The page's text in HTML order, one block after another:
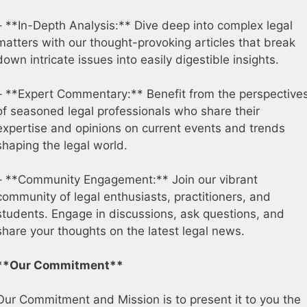
**In-Depth Analysis:** Dive deep into complex legal
with our thought-provoking articles that break
intricate issues into easily digestible insights.
**Expert Commentary:** Benefit from the
seasoned legal professionals who share their
and opinions on current events and trends
the legal world.
**Community Engagement:** Join our vibrant
of legal enthusiasts, practitioners, and
Engage in discussions, ask questions, and
your thoughts on the latest legal news.
Commitment**
Commitment and Mission is to present it to you the